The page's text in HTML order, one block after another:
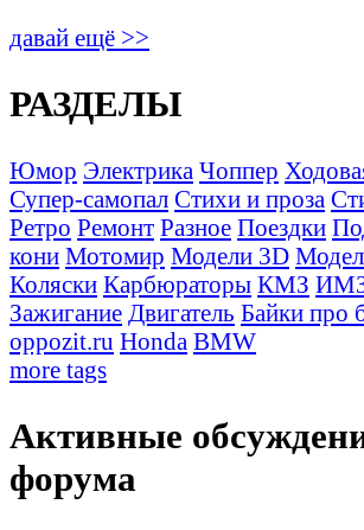
давай ещё >>
РАЗДЕЛЫ
Юмор Электрика Чоппер
Супер-самопал Стихи и проза
Ретро Ремонт Разное Поездки
кони Мотомир Модели 3D
Коляски Карбюраторы КМЗ
Зажигание Двигатель Байки про
oppozit.ru Honda BMW
more tags
Активные
форума